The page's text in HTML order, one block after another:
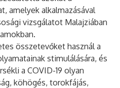
amelyek alkalmazásával
vizsgálatot Malajziában
összetevőket használ a
stimulálására, és
a COVID-19 olyan
köhögés, torokfájás,